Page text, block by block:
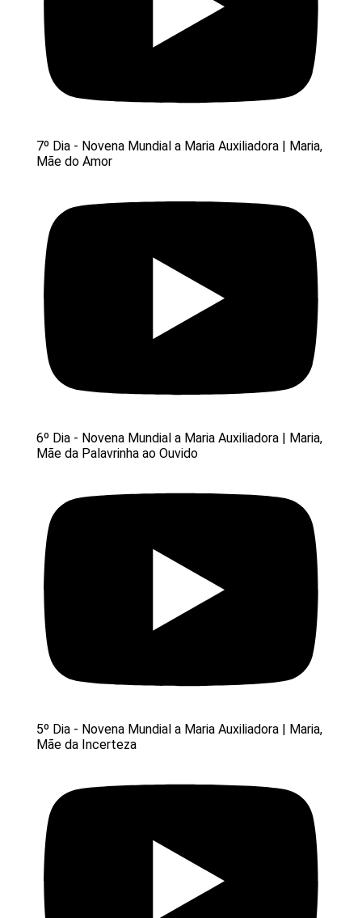
7º Dia - Novena Mundial a Maria Auxiliadora | Maria,
Mãe do Amor
6º Dia - Novena Mundial a Maria Auxiliadora | Maria,
Mãe da Palavrinha ao Ouvido
5º Dia - Novena Mundial a Maria Auxiliadora | Maria,
Mãe da Incerteza